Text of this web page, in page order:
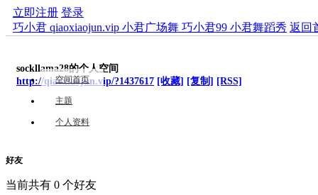
立即注册 登录
巧小君 qiaoxiaojun.vip 小君广场舞 巧小君99 小君舞蹈秀 返回
sockllama28的个人空间
http://qiaoxiaojun.vip/?1437617 [收藏] [复制] [RSS]
空间首页
主题
个人资料
好友
当前共有 0 个好友